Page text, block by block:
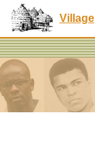
Village